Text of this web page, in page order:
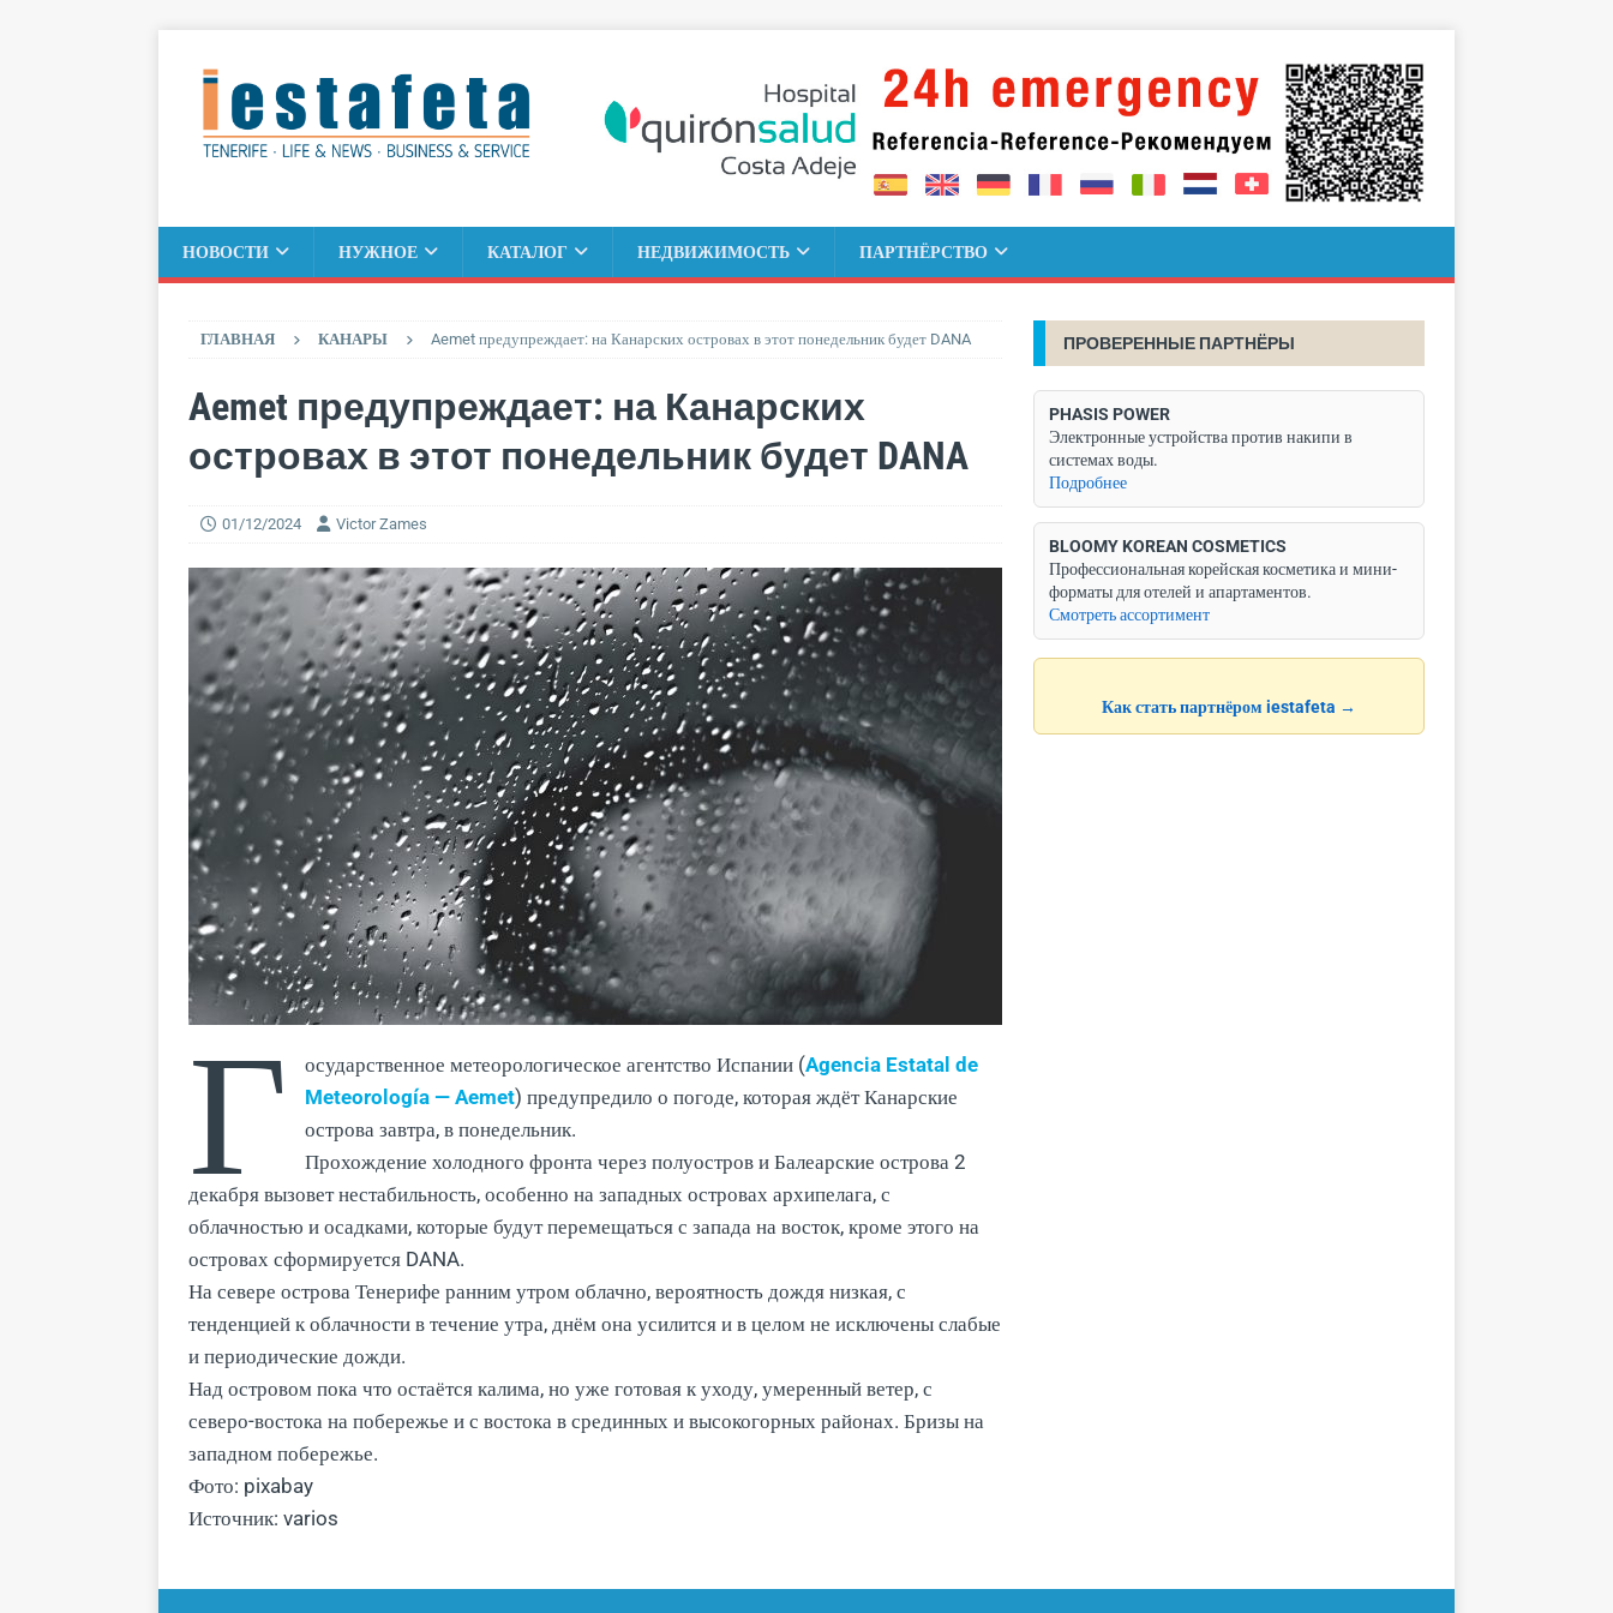
НОВОСТИ НУЖНОЕ КАТАЛОГ НЕДВИЖИМОСТЬ ПАРТНЁРСТВО
ГЛАВНАЯ КАНАРЫ Aemet предупреждает: на Канарских островах в этот понедельник будет DANA
Aemet предупреждает: на Канарских
островах в этот понедельник будет DANA
01/12/2024 Victor Zames
Г осударственное метеорологическое агентство Испании (Agencia Estatal de
Meteorología — Aemet) предупредило о погоде, которая ждёт Канарские
острова завтра, в понедельник.
Прохождение холодного фронта через полуостров и Балеарские острова 2
декабря вызовет нестабильность, особенно на западных островах архипелага, с
облачностью и осадками, которые будут перемещаться с запада на восток, кроме этого на
островах сформируется DANA.
На севере острова Тенерифе ранним утром облачно, вероятность дождя низкая, с
тенденцией к облачности в течение утра, днём она усилится и в целом не исключены слабые
и периодические дожди.
Над островом пока что остаётся калима, но уже готовая к уходу, умеренный ветер, с
северо-востока на побережье и с востока в срединных и высокогорных районах. Бризы на
западном побережье.
Фото: pixabay
Источник: varios
ПРОВЕРЕННЫЕ ПАРТНЁРЫ
PHASIS POWER
Электронные устройства против накипи в
системах воды.
Подробнее
BLOOMY KOREAN COSMETICS
Профессиональная корейская косметика и мини-
форматы для отелей и апартаментов.
Смотреть ассортимент
Как стать партнёром iestafeta →